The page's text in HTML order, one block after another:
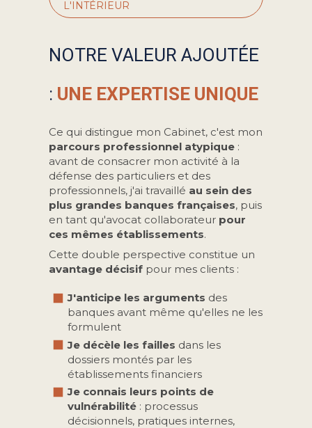
L'INTÉRIEUR
NOTRE VALEUR AJOUTÉE
: UNE EXPERTISE UNIQUE
Ce qui distingue mon Cabinet, c'est mon
parcours professionnel atypique :
avant de consacrer mon activité à la
défense des particuliers et des
professionnels, j'ai travaillé au sein des
plus grandes banques françaises, puis
en tant qu'avocat collaborateur pour
ces mêmes établissements.
Cette double perspective constitue un
avantage décisif pour mes clients :
J'anticipe les arguments des
banques avant même qu'elles ne les
formulent
Je décèle les failles dans les
dossiers montés par les
établissements financiers
Je connais leurs points de
vulnérabilité : processus
décisionnels, pratiques internes,